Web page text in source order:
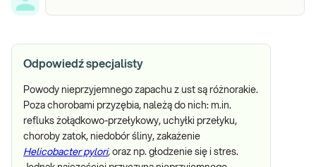
Odpowiedź specjalisty
Powody nieprzyjemnego zapachu z ust są różnorakie.
Poza chorobami przyzębia, należą do nich: m.in.
refluks żołądkowo-przełykowy, uchyłki przełyku,
choroby zatok, niedobór śliny, zakażenie
Helicobacter pylori, oraz np. głodzenie się i stres.